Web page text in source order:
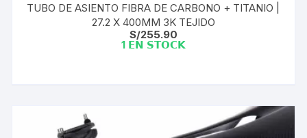
TUBO DE ASIENTO FIBRA DE CARBONO + TITANIO |
27.2 X 400MM 3K TEJIDO
S/255.90
1 𝗘𝗡 𝗦𝗧𝗢𝗖𝗞